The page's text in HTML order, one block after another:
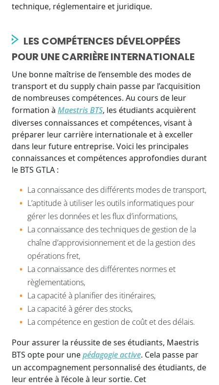
technique, réglementaire et juridique.
LES COMPÉTENCES DÉVELOPPÉES
POUR UNE CARRIÈRE INTERNATIONALE
Une bonne maîtrise de l’ensemble des modes de
transport et du supply chain passe par l’acquisition
de nombreuses compétences. Au cours de leur
formation à Maestris BTS, les étudiants acquièrent
diverses connaissances et compétences, visant à
préparer leur carrière internationale et à exceller
dans leur future entreprise. Voici les principales
connaissances et compétences approfondies durant
le BTS GTLA :
La connaissance des différents modes de transport,
L’aptitude à utiliser les outils informatiques pour
gérer les données et les flux d’informations,
La connaissance des techniques de gestion de la
chaîne d’approvisionnement et de la gestion des
opérations fret,
La connaissance des différentes normes et
règlementations,
La capacité à planifier des itinéraires,
La capacité à gérer des stocks,
La compétence en gestion de coût et des délais.
Pour assurer la réussite de ses étudiants, Maestris
BTS opte pour unepédagogie active. Cela passe par
un accompagnement personnalisé des étudiants, de
leur entrée à l’école à leur sortie. Cet